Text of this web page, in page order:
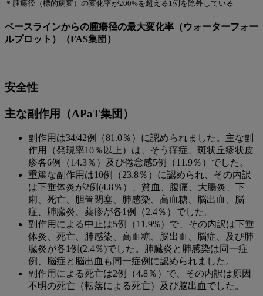
＊腫瘍径（標的病変）の変化率が200%を超える1例を除外している
ベースラインからの腫瘍径の最大変化率（ウォーターフォー
ルプロット）（FAS集団）
安全性
主な副作用（APaT集団）
副作用は34/42例（81.0％）に認められました。主な副
作用（発現率10％以上）は、そう痒症、斑状丘疹状皮
疹各6例（14.3％）及び倦怠感5例（11.9％）でした。
重篤な副作用は10例（23.8％）に認められ、その内訳
は下垂体炎が2例(4.8％）、貧血、腹痛、大腸炎、下
痢、死亡、胆管閉塞、肺感染、高血糖、脳出血、脳
症、肺臓炎、薬疹が各1例（2.4％）でした。
副作用による中止は5例（11.9%）で、その内訳は下垂
体炎、死亡、肺感染、高血糖、脳出血、脳症、及び肺
臓炎が各1例(2.4％)でした。肺臓炎と肺感染は同一症
例、脳症と脳出血も同一症例に認められました。
副作用による死亡は2例（4.8％）で、その内訳は原因
不明の死亡（転落による死亡）及び脳出血でした。